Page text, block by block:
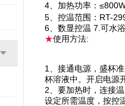
4、加热功率：
5、控温范围：RT-
6、数显控温 7.可水
★使用方法:
1、接通电源，盛杯
杯溶液中。开启电源
2、要加热时，连接
设定所需温度，按控